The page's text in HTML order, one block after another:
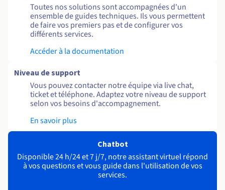
Toutes nos solutions sont accompagnées d'un
ensemble de guides techniques. Ils vous permettent
de faire vos premiers pas et de configurer vos
différents services.
Accéder à la documentation
Niveau de support
Vous pouvez contacter notre équipe via live chat,
ticket et téléphone. Adaptez votre niveau de support
selon vos besoins d'accompagnement.
En savoir plus
Chatbot
Disponible 24 h/24 et 7 j/7, notre assistant virtuel répond
à vos questions et vous guide dans l'utilisation de vos
services.